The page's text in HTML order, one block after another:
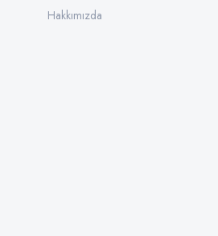
Hakkımızda